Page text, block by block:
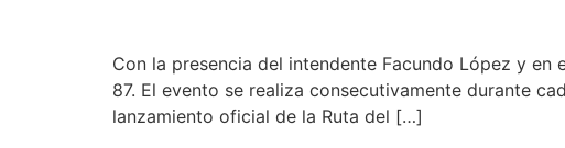
Con la presencia del intendente Facundo López y
87. El evento se realiza consecutivamente durante
lanzamiento oficial de la Ruta del […]